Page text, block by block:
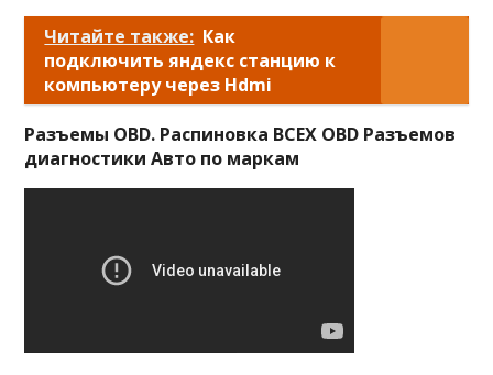
Читайте также: Как
подключить яндекс станцию к
компьютеру через Hdmi
Разъемы OBD. Распиновка ВСЕХ OBD Разъемов
диагностики Авто по маркам